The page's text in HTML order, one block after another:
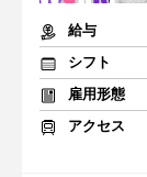
給与
シフト
雇用形態
アクセス